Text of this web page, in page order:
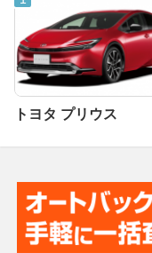
トヨタ プリウス